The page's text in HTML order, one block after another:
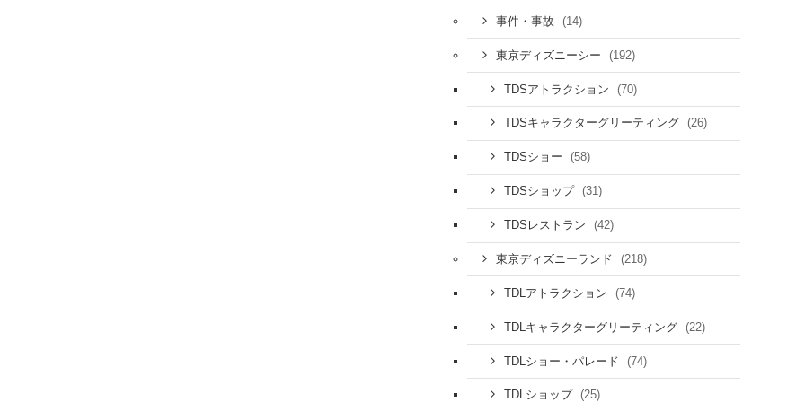
事件・事故 (14)
東京ディズニーシー (192)
TDSアトラクション (70)
TDSキャラクターグリーティング (26)
TDSショー (58)
TDSショップ (31)
TDSレストラン (42)
東京ディズニーランド (218)
TDLアトラクション (74)
TDLキャラクターグリーティング (22)
TDLショー・パレード (74)
TDLショップ (25)